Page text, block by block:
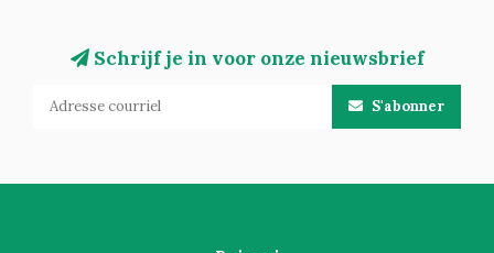
Schrijf je in voor onze nieuwsbrief
S'abonner